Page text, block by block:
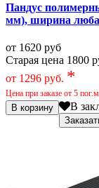
Пандус
мм), ширина
от 1620 руб
Старая цена 1800
от 1296 руб. *
Цена при заказе от 5 пог.м
В